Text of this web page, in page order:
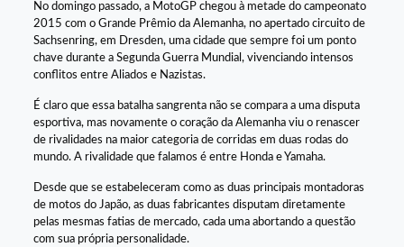
No domingo passado, a MotoGP chegou à metade do campeonato
2015 com o Grande Prêmio da Alemanha, no apertado circuito de
Sachsenring, em Dresden, uma cidade que sempre foi um ponto
chave durante a Segunda Guerra Mundial, vivenciando intensos
conflitos entre Aliados e Nazistas.
É claro que essa batalha sangrenta não se compara a uma disputa
esportiva, mas novamente o coração da Alemanha viu o renascer
de rivalidades na maior categoria de corridas em duas rodas do
mundo. A rivalidade que falamos é entre Honda e Yamaha.
Desde que se estabeleceram como as duas principais montadoras
de motos do Japão, as duas fabricantes disputam diretamente
pelas mesmas fatias de mercado, cada uma abortando a questão
com sua própria personalidade.